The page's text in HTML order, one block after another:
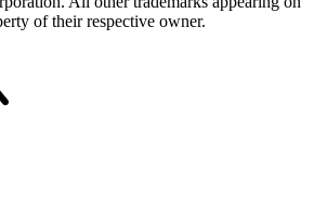
of their respective owner.